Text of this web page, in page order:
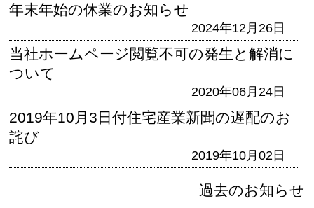
年末年始の休業のお知らせ
2024年12月26日
当社ホームページ閲覧不可の発生と解消に
ついて
2020年06月24日
2019年10月3日付住宅産業新聞の遅配のお
詫び
2019年10月02日
過去のお知らせ